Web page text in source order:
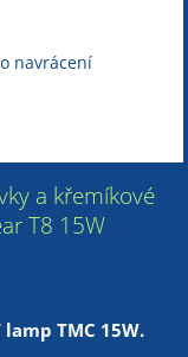
navrácení
a křemíkové
T8 15W
TMC 15W.